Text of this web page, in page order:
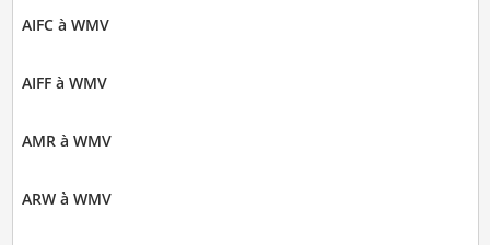
AIFC à WMV
AIFF à WMV
AMR à WMV
ARW à WMV